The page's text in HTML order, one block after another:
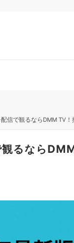
信で観るならDMM TV
るなら